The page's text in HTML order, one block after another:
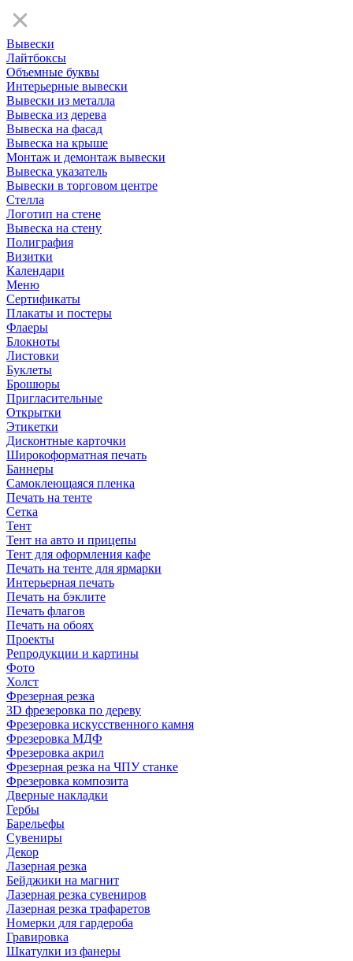
Вывески
Лайтбоксы
Объемные буквы
Интерьерные вывески
Вывески из металла
Вывеска из дерева
Вывеска на фасад
Вывеска на крыше
Монтаж и демонтаж вывески
Вывеска указатель
Вывески в торговом центре
Стелла
Логотип на стене
Вывеска на стену
Полиграфия
Визитки
Календари
Меню
Сертификаты
Плакаты и постеры
Флаеры
Блокноты
Листовки
Буклеты
Брошюры
Пригласительные
Открытки
Этикетки
Дисконтные карточки
Широкоформатная печать
Баннеры
Самоклеющаяся пленка
Печать на тенте
Сетка
Тент
Тент на авто и прицепы
Тент для оформления кафе
Печать на тенте для ярмарки
Интерьерная печать
Печать на бэклите
Печать флагов
Печать на обоях
Проекты
Репродукции и картины
Фото
Холст
Фрезерная резка
3D фрезеровка по дереву
Фрезеровка искусственного камня
Фрезеровка МДФ
Фрезеровка акрил
Фрезерная резка на ЧПУ станке
Фрезеровка композита
Дверные накладки
Гербы
Барельефы
Сувениры
Декор
Лазерная резка
Бейджики на магнит
Лазерная резка сувениров
Лазерная резка трафаретов
Номерки для гардероба
Гравировка
Шкатулки из фанеры